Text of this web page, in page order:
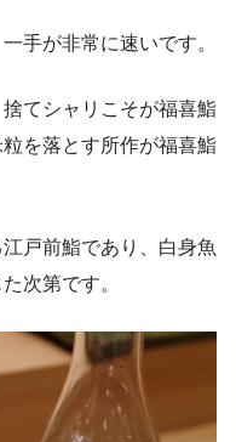
手が非常に速いです。
てシャリこそが福喜鮨
を落とす所作が福喜鮨
戸前鮨であり、白身魚
次第です。